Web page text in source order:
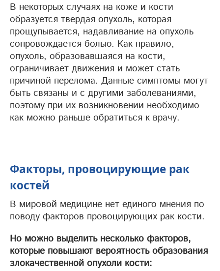
В некоторых случаях на коже и кости
образуется твердая опухоль, которая
прощупывается, надавливание на опухоль
сопровождается болью. Как правило,
опухоль, образовавшаяся на кости,
ограничивает движения и может стать
причиной перелома. Данные симптомы могут
быть связаны и с другими заболеваниями,
поэтому при их возникновении необходимо
как можно раньше обратиться к врачу.
Факторы, провоцирующие рак
костей
В мировой медицине нет единого мнения по
поводу факторов провоцирующих рак кости.
Но можно выделить несколько факторов,
которые повышают вероятность образования
злокачественной опухоли кости: